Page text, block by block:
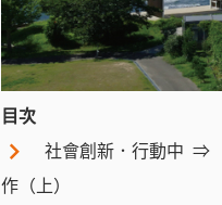
目次
社會創新．行動中
作（上）